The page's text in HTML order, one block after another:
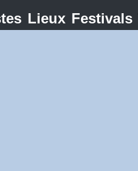
Lieux Festivals